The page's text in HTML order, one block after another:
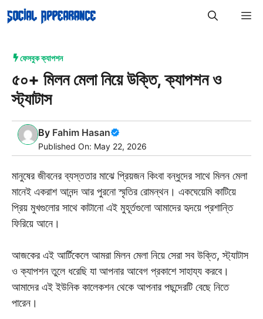
to
ফেসবুক ক্যাপশন
৫০+ মিলন মেলা নিয়ে উক্তি, ক্যাপশন ও
স্ট্যাটাস
By Fahim Hasan
Published On: May 22, 2026
মানুষের জীবনের ব্যস্ততার মাঝে প্রিয়জন কিংবা বন্ধুদের সাথে মিলন মেলা
মানেই একরাশ আনন্দ আর পুরনো স্মৃতির রোমন্থন। একঘেয়েমি কাটিয়ে
প্রিয় মুখগুলোর সাথে কাটানো এই মুহূর্তগুলো আমাদের হৃদয়ে প্রশান্তি
ফিরিয়ে আনে।
আজকের এই আর্টিকেলে আমরা মিলন মেলা নিয়ে সেরা সব উক্তি, স্ট্যাটাস
ও ক্যাপশন তুলে ধরেছি যা আপনার আবেগ প্রকাশে সাহায্য করবে।
আমাদের এই ইউনিক কালেকশন থেকে আপনার পছন্দেরটি বেছে নিতে
পারেন।